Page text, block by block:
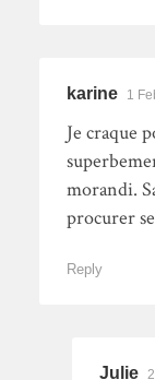
karine 1
Je craque
morandi.
procurer
Reply
Julie